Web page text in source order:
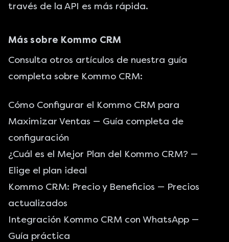
través de la API es más rápida.
Más sobre Kommo CRM
Consulta otros artículos de nuestra guía
completa sobre Kommo CRM:
Cómo Configurar el Kommo CRM para
Maximizar Ventas — Guía completa de
configuración
¿Cuál es el Mejor Plan del Kommo CRM? —
Elige el plan ideal
Kommo CRM: Precio y Beneficios — Precios
actualizados
Integración Kommo CRM con WhatsApp —
Guía práctica